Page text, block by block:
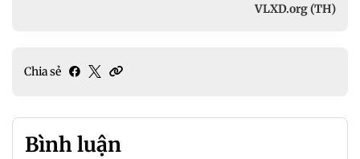
VLXD.org (TH)
Chia sẻ
Bình luận